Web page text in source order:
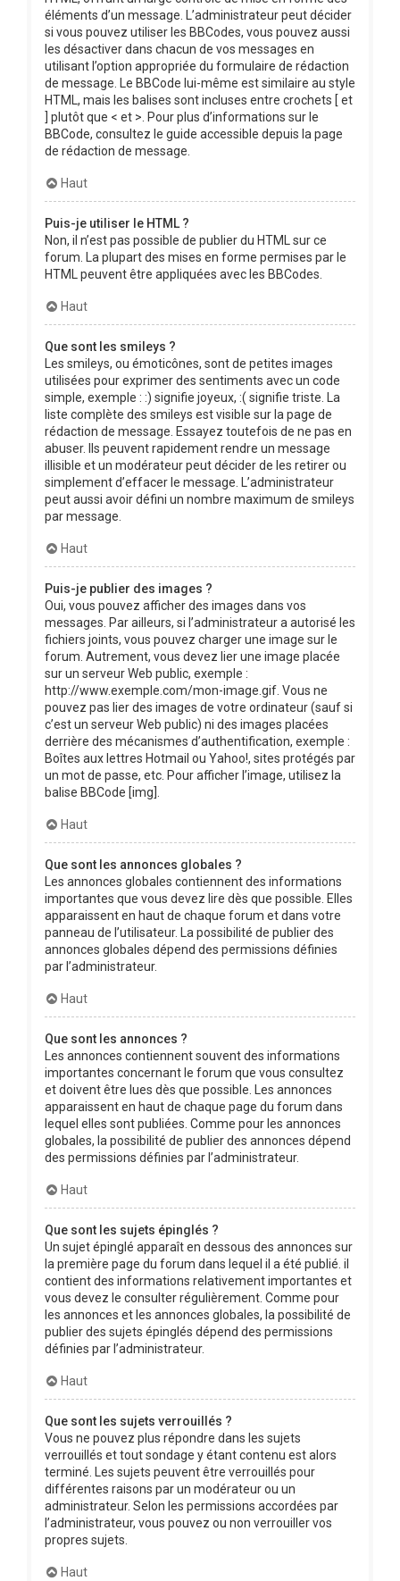
éléments d’un message. L’administrateur peut décider
si vous pouvez utiliser les BBCodes, vous pouvez aussi
les désactiver dans chacun de vos messages en
utilisant l’option appropriée du formulaire de rédaction
de message. Le BBCode lui-même est similaire au style
HTML, mais les balises sont incluses entre crochets [ et
] plutôt que < et >. Pour plus d’informations sur le
BBCode, consultez le guide accessible depuis la page
de rédaction de message.
Haut
Puis-je utiliser le HTML ?
Non, il n’est pas possible de publier du HTML sur ce
forum. La plupart des mises en forme permises par le
HTML peuvent être appliquées avec les BBCodes.
Haut
Que sont les smileys ?
Les smileys, ou émoticônes, sont de petites images
utilisées pour exprimer des sentiments avec un code
simple, exemple : :) signifie joyeux, :( signifie triste. La
liste complète des smileys est visible sur la page de
rédaction de message. Essayez toutefois de ne pas en
abuser. Ils peuvent rapidement rendre un message
illisible et un modérateur peut décider de les retirer ou
simplement d’effacer le message. L’administrateur
peut aussi avoir défini un nombre maximum de smileys
par message.
Haut
Puis-je publier des images ?
Oui, vous pouvez afficher des images dans vos
messages. Par ailleurs, si l’administrateur a autorisé les
fichiers joints, vous pouvez charger une image sur le
forum. Autrement, vous devez lier une image placée
sur un serveur Web public, exemple :
http://www.exemple.com/mon-image.gif. Vous ne
pouvez pas lier des images de votre ordinateur (sauf si
c’est un serveur Web public) ni des images placées
derrière des mécanismes d’authentification, exemple :
Boîtes aux lettres Hotmail ou Yahoo!, sites protégés par
un mot de passe, etc. Pour afficher l’image, utilisez la
balise BBCode [img].
Haut
Que sont les annonces globales ?
Les annonces globales contiennent des informations
importantes que vous devez lire dès que possible. Elles
apparaissent en haut de chaque forum et dans votre
panneau de l’utilisateur. La possibilité de publier des
annonces globales dépend des permissions définies
par l’administrateur.
Haut
Que sont les annonces ?
Les annonces contiennent souvent des informations
importantes concernant le forum que vous consultez
et doivent être lues dès que possible. Les annonces
apparaissent en haut de chaque page du forum dans
lequel elles sont publiées. Comme pour les annonces
globales, la possibilité de publier des annonces dépend
des permissions définies par l’administrateur.
Haut
Que sont les sujets épinglés ?
Un sujet épinglé apparaît en dessous des annonces sur
la première page du forum dans lequel il a été publié. il
contient des informations relativement importantes et
vous devez le consulter régulièrement. Comme pour
les annonces et les annonces globales, la possibilité de
publier des sujets épinglés dépend des permissions
définies par l’administrateur.
Haut
Que sont les sujets verrouillés ?
Vous ne pouvez plus répondre dans les sujets
verrouillés et tout sondage y étant contenu est alors
terminé. Les sujets peuvent être verrouillés pour
différentes raisons par un modérateur ou un
administrateur. Selon les permissions accordées par
l’administrateur, vous pouvez ou non verrouiller vos
propres sujets.
Haut